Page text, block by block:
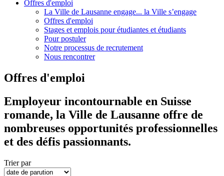
Offres d'emploi
La Ville de Lausanne engage... la Ville s’engage
Offres d'emploi
Stages et emplois pour étudiantes et étudiants
Pour postuler
Notre processus de recrutement
Nous rencontrer
Offres d'emploi
Employeur incontournable en Suisse
romande, la Ville de Lausanne offre de
nombreuses opportunités professionnelles
et des défis passionnants.
Trier par